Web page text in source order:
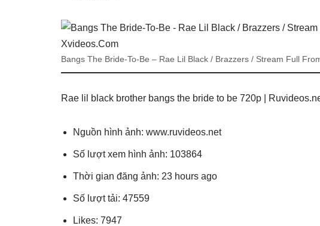
Bangs The Bride-To-Be – Rae Lil Black / Brazzers / Stream Full
Rae lil black brother bangs the bride to be 720p |
Nguồn hình ảnh: www.ruvideos.net
Số lượt xem hình ảnh: 103864
Thời gian đăng ảnh: 23 hours ago
Số lượt tải: 47559
Likes: 7947